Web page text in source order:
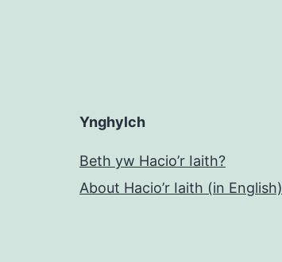
Ynghylch
Beth yw Hacio’r Iaith?
About Hacio’r Iaith (in English)